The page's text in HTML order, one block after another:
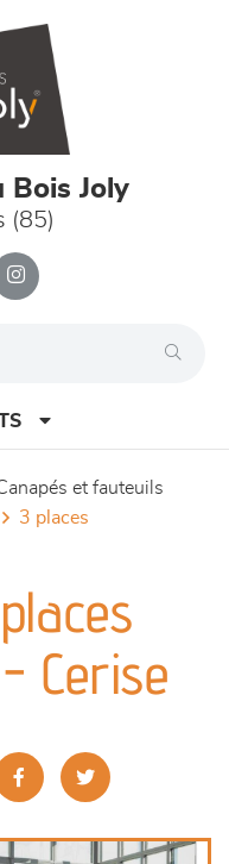
Bois Joly
(85)
canapés et fauteuils
3 places
Cerise